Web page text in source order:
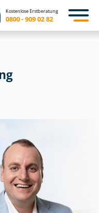
Kostenlose Erstberatung
0800 - 909 02 82